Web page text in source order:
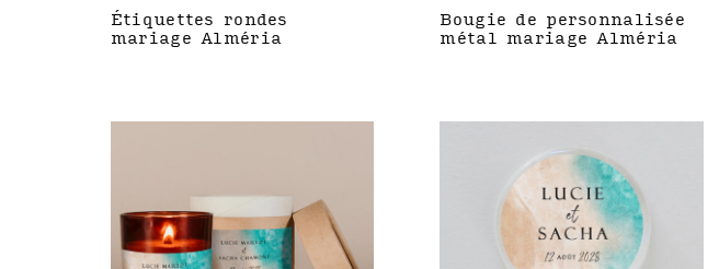
Étiquettes rondes
mariage Alméria
Bougie de personnalisée
métal mariage Alméria